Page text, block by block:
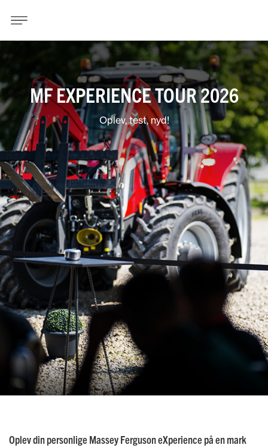
MF EXPERIENCE TOUR 2026
Oplev, test, nyd!
Oplev din personlige Massey Ferguson eXperience på en mark